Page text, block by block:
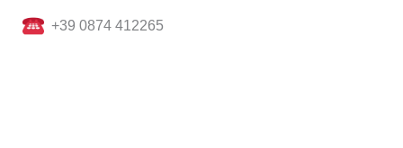
+39 0874 412265